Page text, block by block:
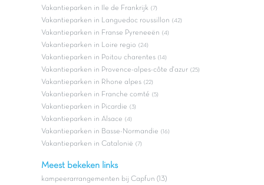
Vakantieparken in Ile de Frankrijk (7)
Vakantieparken in Languedoc roussillon (42)
Vakantieparken in Franse Pyreneeën (4)
Vakantieparken in Loire regio (24)
Vakantieparken in Poitou charentes (14)
Vakantieparken in Provence-alpes-côte d'azur (25)
Vakantieparken in Rhone alpes (22)
Vakantieparken in Franche comté (5)
Vakantieparken in Picardie (3)
Vakantieparken in Alsace (4)
Vakantieparken in Basse-Normandie (16)
Vakantieparken in Catalonië (7)
Meest bekeken links
kampeerarrangementen bij Capfun (13)